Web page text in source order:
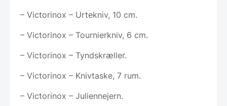
– Victorinox – Urtekniv, 10 cm.
– Victorinox – Tournierkniv, 6 cm.
– Victorinox – Tyndskræller.
– Victorinox – Knivtaske, 7 rum.
– Victorinox – Juliennejern.